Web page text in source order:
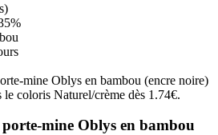
mine Oblys en bambou